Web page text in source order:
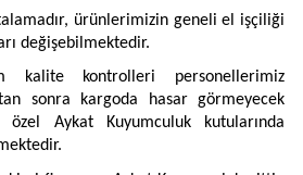
ürünlerimizin geneli el işçiliği
değişebilmektedir.
kalite kontrolleri personellerimiz
sonra kargoda hasar görmeyecek
özel Aykat Kuyumculuk kutularında